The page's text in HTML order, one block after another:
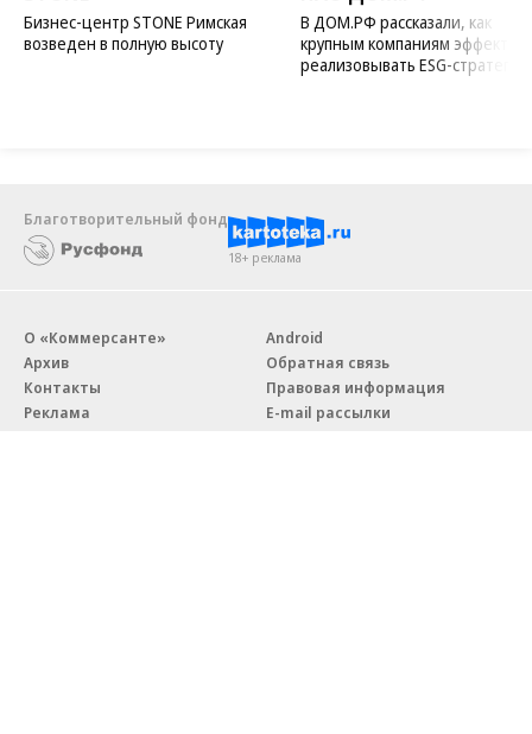
Бизнес-центр STONE Римская
возведен в полную высоту
В ДОМ.РФ рассказали, как
крупным компаниям
реализовывать ESG-стратегию
Благотворительный фонд
18+ реклама
О «Коммерсанте»
Архив
Контакты
Реклама
Android
Обратная связь
Правовая информация
E-mail рассылки